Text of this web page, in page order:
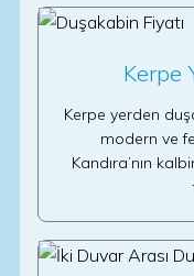
Kerpe
Kerpe yerden
modern ve
Kandıra’nın